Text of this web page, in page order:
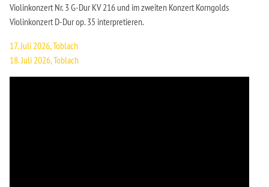
Violinkonzert Nr. 3 G-Dur KV 216 und im zweiten Konzert Korngolds
Violinkonzert D-Dur op. 35 interpretieren.
17. Juli 2026, Toblach
18. Juli 2026, Toblach